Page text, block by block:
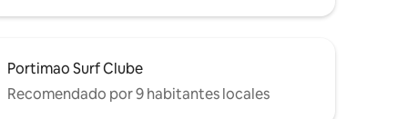
Portimao Surf Clube
Recomendado por 9 habitantes locales